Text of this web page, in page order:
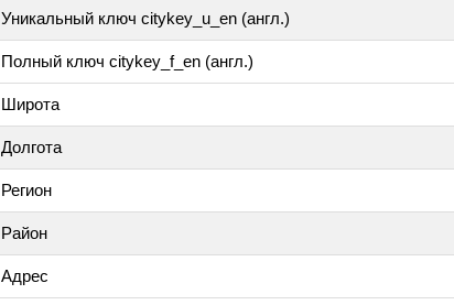
Уникальный ключ citykey_u_en (англ.)
Полный ключ citykey_f_en (англ.)
Широта
Долгота
Регион
Район
Адрес